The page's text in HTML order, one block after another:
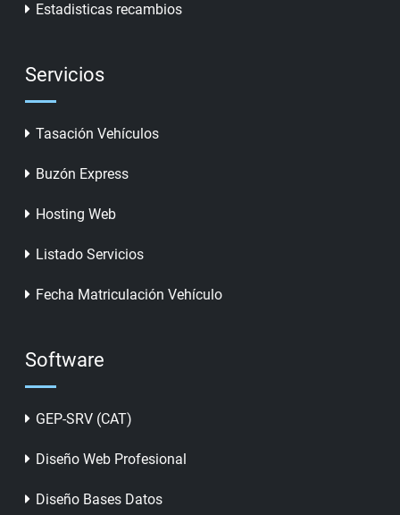
Estadisticas recambios
Servicios
Tasación Vehículos
Buzón Express
Hosting Web
Listado Servicios
Fecha Matriculación Vehículo
Software
GEP-SRV (CAT)
Diseño Web Profesional
Diseño Bases Datos